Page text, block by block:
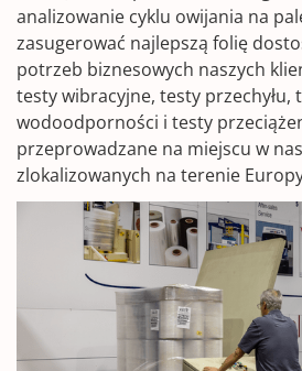
analizowanie cyklu owijania na
zasugerować najlepszą folię
potrzeb biznesowych naszych
testy wibracyjne, testy przechyłu,
wodoodporności i testy
przeprowadzane na miejscu w
zlokalizowanych na terenie